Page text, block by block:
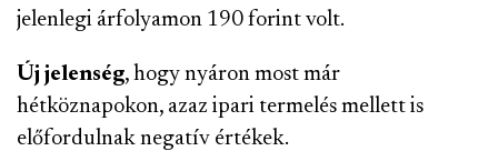
jelenlegi árfolyamon 190 forint volt.
Új jelenség, hogy nyáron most már
hétköznapokon, azaz ipari termelés mellett is
előfordulnak negatív értékek.